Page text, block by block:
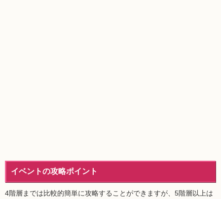
イベントの攻略ポイント
4階層までは比較的簡単に攻略することができますが、5階層以上は